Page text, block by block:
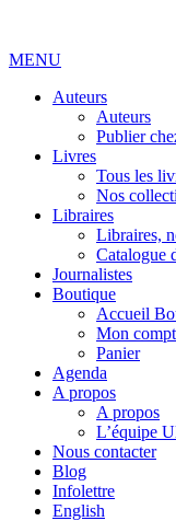
MENU
Auteurs
Auteurs
Publier
Livres
Tous les
Nos
Libraires
Libraires,
Catalogue
Journalistes
Boutique
Accueil
Mon
Panier
Agenda
A propos
A propos
L’équipe
Nous contacter
Blog
Infolettre
English